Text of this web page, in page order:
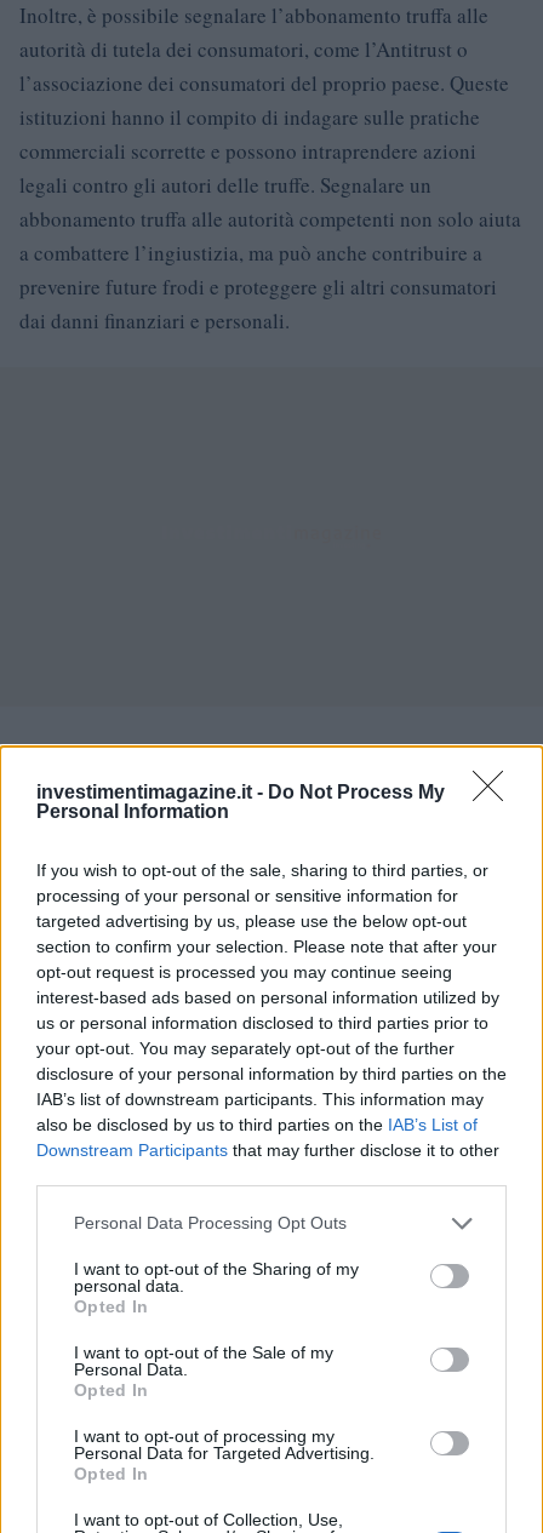
investimentimagazine.it - Do Not Process My
Personal Information
If you wish to opt-out of the sale, sharing to third parties, or
processing of your personal or sensitive information for
targeted advertising by us, please use the below opt-out
section to confirm your selection. Please note that after your
opt-out request is processed you may continue seeing
interest-based ads based on personal information utilized by
us or personal information disclosed to third parties prior to
your opt-out. You may separately opt-out of the further
disclosure of your personal information by third parties on the
IAB’s list of downstream participants. This information may
also be disclosed by us to third parties on the IAB’s List of
Downstream Participants that may further disclose it to other
Please note that this website/app uses one or more Google
not limited to your visit or usage behaviour. You may click to
grant or deny consent to Google and its third-party tags to
use your data for below specified purposes in below Google
consent section.
Personal Data Processing Opt Outs
I want to opt-out of the Sharing of my
personal data.
Opted In
I want to opt-out of the Sale of my
Personal Data.
Opted In
I want to opt-out of processing my
Personal Data for Targeted Advertising.
Opted In
I want to opt-out of Collection, Use,
Inoltre, è possibile segnalare l’abbonamento truffa alle
autorità di tutela dei consumatori, come l’Antitrust o
l’associazione dei consumatori del proprio paese. Queste
istituzioni hanno il compito di indagare sulle pratiche
commerciali scorrette e possono intraprendere azioni
legali contro gli autori delle truffe. Segnalare un
abbonamento truffa alle autorità competenti non solo aiuta
a combattere l’ingiustizia, ma può anche contribuire a
prevenire future frodi e proteggere gli altri consumatori
dai danni finanziari e personali.
In conclusione, affrontare un abbonamento truffa richiede
prudenza, consapevolezza e azioni concrete. È
fondamentale riconoscere i segnali di una possibile truffa,
cancellarlo seguendo i passaggi appropriati e proteggersi
da future frodi. In caso di truffa, è essenziale segnalare
l’incidente alle autorità competenti, fornendo tutte le
prove raccolte. La lotta contro le truffe degli abbonamenti
richiede un impegno collettivo da parte di consumatori,
istituzioni e autorità per creare un ambiente online sicuro
e affidabile. Mantenere la propria sicurezza finanziaria e
proteggere la propria privacy sono obiettivi prioritari.
Investire tempo ed energia nella prevenzione,
nell’educazione e nella denuncia delle truffe degli
abbonamenti può contribuire a contrastare queste pratiche
fraudolente e a tutelare i consumatori. Ricordiamo
l’importanza di essere vigili, informati e pronti a reagire di
nostri interessi e i nostri diritti come consumatori
consapevoli.
AUTORE